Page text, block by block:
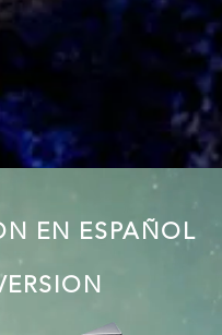
EN ESPAÑOL